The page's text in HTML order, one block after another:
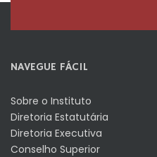
NAVEGUE FÁCIL
Sobre o Instituto
Diretoria Estatutária
Diretoria Executiva
Conselho Superior